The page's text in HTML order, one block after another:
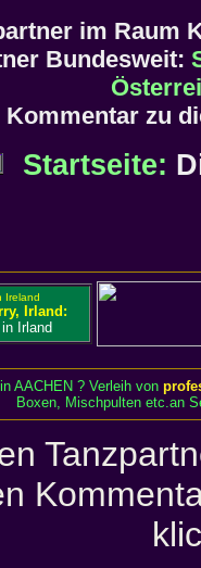
im Raum
Bundesweit:
Kommentar zu
Startseite:
Ireland
Irland:
Irland
AACHEN ? Verleih von
Boxen, Mischpulten etc.an